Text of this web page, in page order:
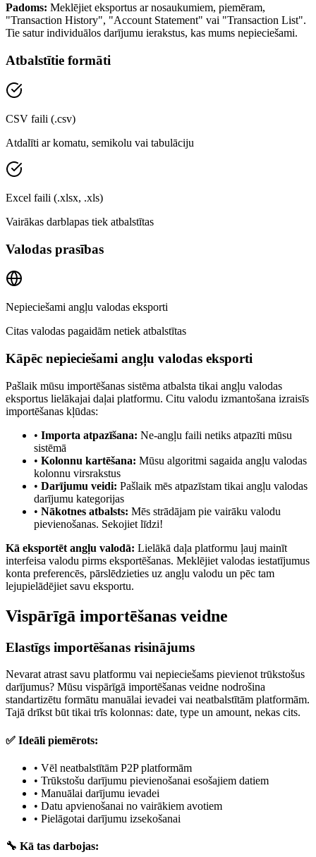
Padoms: Meklējiet eksportus ar nosaukumiem, piemēram,
"Transaction History", "Account Statement" vai "Transaction List".
Tie satur individuālos darījumu ierakstus, kas mums nepieciešami.
Atbalstītie formāti
CSV faili (.csv)
Atdalīti ar komatu, semikolu vai tabulāciju
Excel faili (.xlsx, .xls)
Vairākas darblapas tiek atbalstītas
Valodas prasības
Nepieciešami angļu valodas eksporti
Citas valodas pagaidām netiek atbalstītas
Kāpēc nepieciešami angļu valodas eksporti
Pašlaik mūsu importēšanas sistēma atbalsta tikai angļu valodas
eksportus lielākajai daļai platformu. Citu valodu izmantošana izraisīs
importēšanas kļūdas:
• Importa atpazīšana: Ne-angļu faili netiks atpazīti mūsu
sistēmā
• Kolonnu kartēšana: Mūsu algoritmi sagaida angļu valodas
kolonnu virsrakstus
• Darījumu veidi: Pašlaik mēs atpazīstam tikai angļu valodas
darījumu kategorijas
• Nākotnes atbalsts: Mēs strādājam pie vairāku valodu
pievienošanas. Sekojiet līdzi!
Kā eksportēt angļu valodā: Lielākā daļa platformu ļauj mainīt
interfeisa valodu pirms eksportēšanas. Meklējiet valodas iestatījumus
konta preferencēs, pārslēdzieties uz angļu valodu un pēc tam
lejupielādējiet savu eksportu.
Vispārīgā importēšanas veidne
Elastīgs importēšanas risinājums
Nevarat atrast savu platformu vai nepieciešams pievienot trūkstošus
darījumus? Mūsu vispārīgā importēšanas veidne nodrošina
standartizētu formātu manuālai ievadei vai neatbalstītām platformām.
Tajā drīkst būt tikai trīs kolonnas: date, type un amount, nekas cits.
✅ Ideāli piemērots:
• Vēl neatbalstītām P2P platformām
• Trūkstošu darījumu pievienošanai esošajiem datiem
• Manuālai darījumu ievadei
• Datu apvienošanai no vairākiem avotiem
• Pielāgotai darījumu izsekošanai
🔧 Kā tas darbojas: